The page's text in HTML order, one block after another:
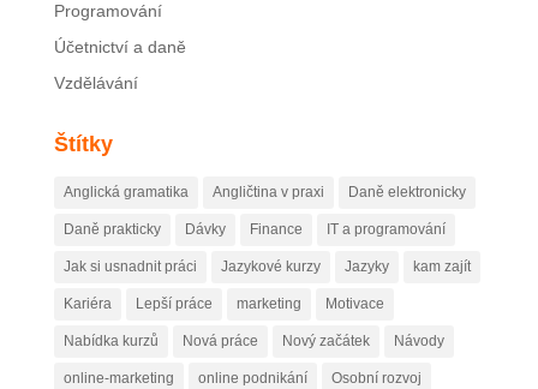
Programování
Účetnictví a daně
Vzdělávání
Štítky
Anglická gramatika Angličtina v praxi Daně elektronicky
Daně prakticky Dávky Finance IT a programování
Jak si usnadnit práci Jazykové kurzy Jazyky kam zajít
Kariéra Lepší práce marketing Motivace
Nabídka kurzů Nová práce Nový začátek Návody
online-marketing online podnikání Osobní rozvoj